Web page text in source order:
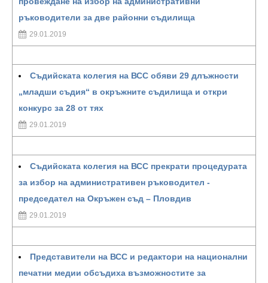
ръководители за две районни съдилища
29.01.2019
Съдийската колегия на ВСС обяви 29 длъжности
„младши съдия“ в окръжните съдилища и откри
конкурс за 28 от тях
29.01.2019
Съдийската колегия на ВСС прекрати процедурата
за избор на административен ръководител -
председател на Окръжен съд – Пловдив
29.01.2019
Представители на ВСС и редактори на национални
печатни медии обсъдиха възможностите за